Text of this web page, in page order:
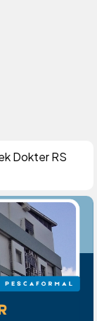
Dokter RS